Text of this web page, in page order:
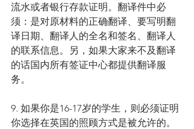
流水或者银行存款证明。翻译件中必
须：是对原材料的正确翻译、要写明翻
译日期、翻译人的全名和签名、翻译人
的联系信息。另，如果大家来不及翻译
的话国内所有签证中心都提供翻译服
务。
9. 如果你是16-17岁的学生，则必须证明
你选择在英国的照顾方式是被允许的。